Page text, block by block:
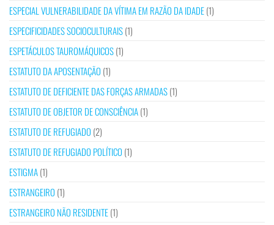
ESPECIAL VULNERABILIDADE DA VÍTIMA EM RAZÃO DA IDADE(1)
ESPECIFICIDADES SOCIOCULTURAIS(1)
ESPETÁCULOS TAUROMÁQUICOS(1)
ESTATUTO DA APOSENTAÇÃO (1)
ESTATUTO DE DEFICIENTE DAS FORÇAS ARMADAS(1)
ESTATUTO DE OBJETOR DE CONSCIÊNCIA(1)
ESTATUTO DE REFUGIADO (2)
ESTATUTO DE REFUGIADO POLÍTICO (1)
ESTIGMA(1)
ESTRANGEIRO (1)
ESTRANGEIRO NÃO RESIDENTE(1)